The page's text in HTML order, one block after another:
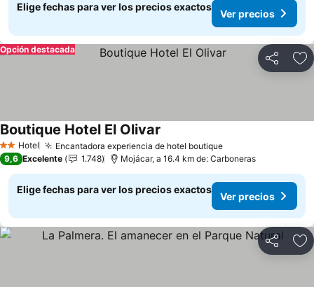
Elige fechas para ver los precios exactos
Ver precios
Compartir
Opción destacada
2 Estrellas
Hotel Encantadora experiencia de hotel boutique
Boutique Hotel El Olivar
9,6 Excelente 1.748 Mojácar, a 16.4 km de: Carboneras
Elige fechas para ver los precios exactos
Ver precios
Compartir